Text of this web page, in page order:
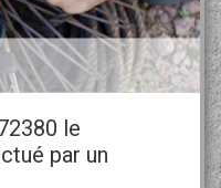
le
par un